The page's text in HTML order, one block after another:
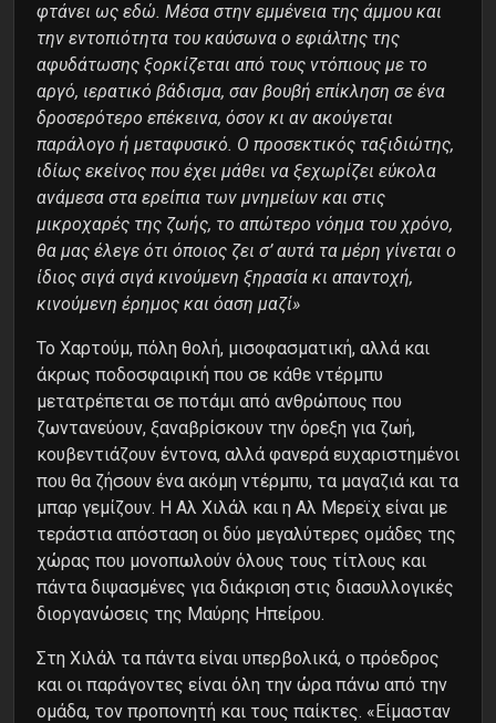
φτάνει ως εδώ. Μέσα στην εμμένεια της άμμου και
την εντοπιότητα του καύσωνα ο εφιάλτης της
αφυδάτωσης ξορκίζεται από τους ντόπιους με το
αργό, ιερατικό βάδισμα, σαν βουβή επίκληση σε ένα
δροσερότερο επέκεινα, όσον κι αν ακούγεται
παράλογο ή μεταφυσικό. Ο προσεκτικός ταξιδιώτης,
ιδίως εκείνος που έχει μάθει να ξεχωρίζει εύκολα
ανάμεσα στα ερείπια των μνημείων και στις
μικροχαρές της ζωής, το απώτερο νόημα του χρόνο,
θα μας έλεγε ότι όποιος ζει σ’ αυτά τα μέρη γίνεται ο
ίδιος σιγά σιγά κινούμενη ξηρασία κι απαντοχή,
κινούμενη έρημος και όαση μαζί»
Το Χαρτούμ, πόλη θολή, μισοφασματική, αλλά και
άκρως ποδοσφαιρική που σε κάθε ντέρμπυ
μετατρέπεται σε ποτάμι από ανθρώπους που
ζωντανεύουν, ξαναβρίσκουν την όρεξη για ζωή,
κουβεντιάζουν έντονα, αλλά φανερά ευχαριστημένοι
που θα ζήσουν ένα ακόμη ντέρμπυ, τα μαγαζιά και τα
μπαρ γεμίζουν. Η Αλ Χιλάλ και η Αλ Μερεϊχ είναι με
τεράστια απόσταση οι δύο μεγαλύτερες ομάδες της
χώρας που μονοπωλούν όλους τους τίτλους και
πάντα διψασμένες για διάκριση στις διασυλλογικές
διοργανώσεις της Μαύρης Ηπείρου.
Στη Χιλάλ τα πάντα είναι υπερβολικά, ο πρόεδρος
και οι παράγοντες είναι όλη την ώρα πάνω από την
ομάδα, τον προπονητή και τους παίκτες. «Είμασταν